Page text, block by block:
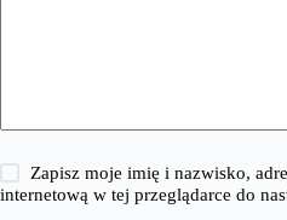
Zapisz moje imię i nazwisko,
internetową w tej przeglądarce do